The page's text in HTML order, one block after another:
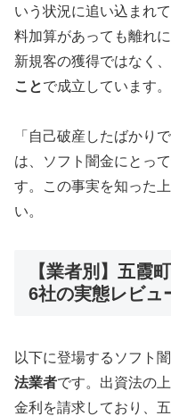
いう状況に追い込まれ
料加算があっても離れ
新規客の獲得ではなく、
ことで成立しています。
「自己破産したばかり
は、ソフト闇金にとっ
す。この事実を知った
い。
【業者別】五霞
6社の実態レビュ
以下に登場するソフト
法業者です。出資法の
金利を請求しており、